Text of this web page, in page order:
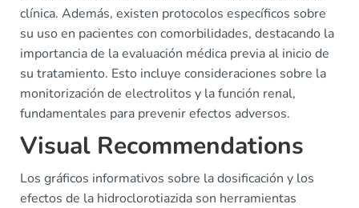
clínica. Además, existen protocolos específicos sobre
su uso en pacientes con comorbilidades, destacando la
importancia de la evaluación médica previa al inicio de
su tratamiento. Esto incluye consideraciones sobre la
monitorización de electrolitos y la función renal,
fundamentales para prevenir efectos adversos.
Visual Recommendations
Los gráficos informativos sobre la dosificación y los
efectos de la hidroclorotiazida son herramientas